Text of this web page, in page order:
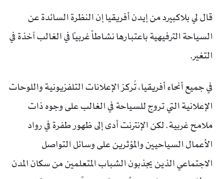
قال لي بلاكبيرد من إيدن أفريقيا إن النظرة السائدة عن
السياحة الترفيهية باعتبارها نشاطاً غربياً في الغالب آخذة في
التغير.
في جميع أنحاء أفريقيا، تُركز الإعلانات التلفزيونية واللوحات
الإعلانية التي تروج للسياحة في الغالب على وجوه ذات
ملامح غربية. لكن الإنترنت أدى إلى ظهور طفرة في رواد
الأعمال السياحيين والمؤثرين على وسائل التواصل
الاجتماعي الذين يجذبون الشباب المتعلمين من سكان المدن